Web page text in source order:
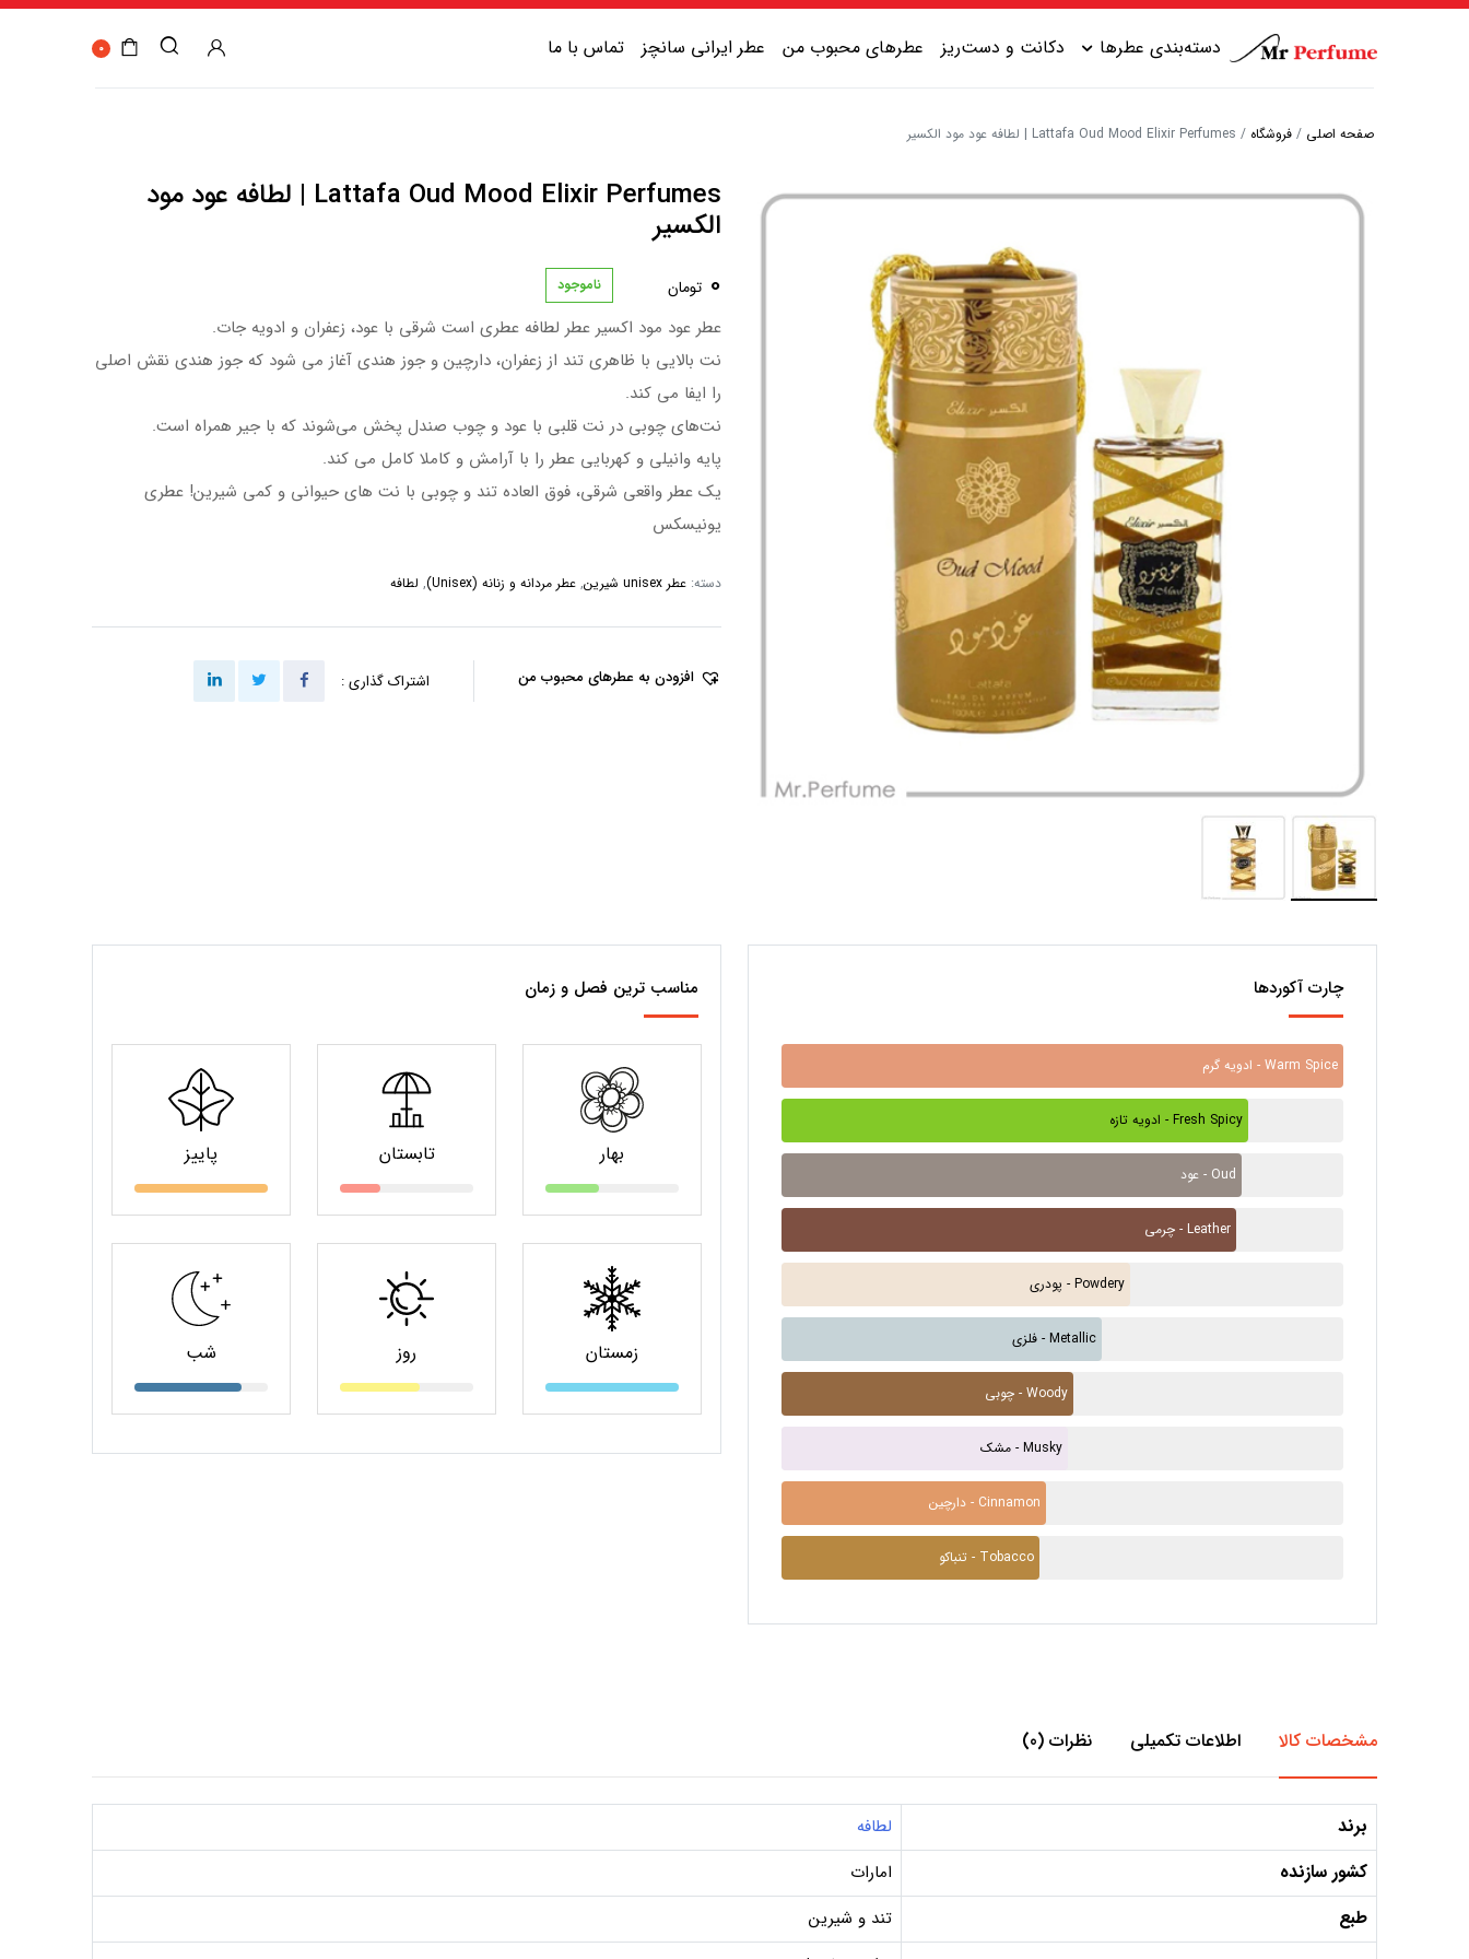
دسته‌بندی عطرها
عطر زنانه گرم
عطر مردانه تلخ
عطر یونیسکس خنک
عطر یونیسکس تلخ
دکانت و دست‌ریز عطرهای محبوب من عطر ایرانی سانچز تماس با ما 0
صفحه اصلی / فروشگاه / Lattafa Oud Mood Elixir Perfumes | لطافه عود مود الکسیر
Lattafa Oud Mood Elixir Perfumes | لطافه عود مود
الکسیر
0 تومان ناموجود
عطر عود مود اکسیر عطر لطافه عطری است شرقی با عود، زعفران و ادویه جات.
نت بالایی با ظاهری تند از زعفران، دارچین و جوز هندی آغاز می شود که جوز هندی نقش اصلی
را ایفا می کند.
نت‌های چوبی در نت قلبی با عود و چوب صندل پخش می‌شوند که با جیر همراه است.
پایه وانیلی و کهربایی عطر را با آرامش و کاملا کامل می کند.
یک عطر واقعی شرقی، فوق العاده تند و چوبی با نت های حیوانی و کمی شیرین! عطری
یونیسکس
دسته: عطر unisex شیرین , عطر مردانه و زنانه (Unisex) , لطافه
افزودن به عطرهای محبوب من اشتراک گذاری :
چارت آکوردها
ادویه گرم - Warm Spice
ادویه تازه - Fresh Spicy
عود - Oud
چرمی - Leather
پودری - Powdery
فلزی - Metallic
چوبی - Woody
مشک - Musky
دارچین - Cinnamon
تنباکو - Tobacco
مناسب ترین فصل و زمان
بهار تابستان پاییز
زمستان روز شب
مشخصات کالا اطلاعات تکمیلی نظرات (0)
برند لطافه
کشور سازنده امارات
طبع تند و شیرین